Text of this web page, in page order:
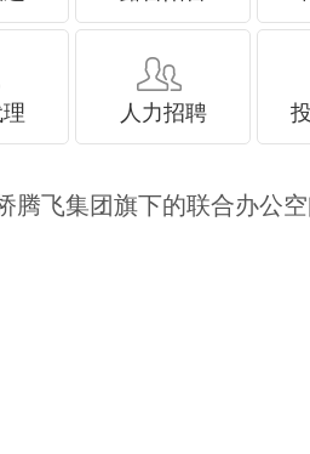
人力招聘
飞集团旗下的联合办公